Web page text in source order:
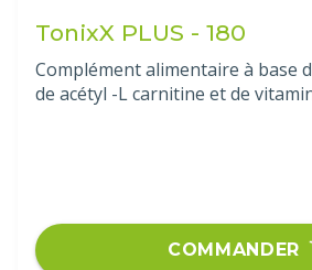
TonixX PLUS - 180
Complément alimentaire à base
de acétyl -L carnitine et de
COMMANDER